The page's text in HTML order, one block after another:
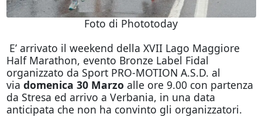
Foto di Phototoday
E’ arrivato il weekend della XVII Lago Maggiore
Half Marathon, evento Bronze Label Fidal
organizzato da Sport PRO-MOTION A.S.D. al
via domenica 30 Marzo alle ore 9.00 con partenza
da Stresa ed arrivo a Verbania, in una data
anticipata che non ha convinto gli organizzatori.